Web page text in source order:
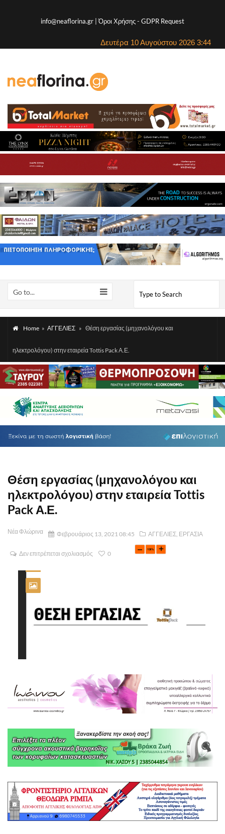
info@neaflorina.gr |Όροι Χρήσης- GDPR Request
Δευτέρα 10 Αυγούστου 2026 3:44
Go to...
Home » ΑΓΓΕΛΙΕΣ » Θέση εργασίας (μηχανολόγου και
ηλεκτρολόγου) στην εταιρεία Tottis Pack Α.Ε.
Θέση εργασίας (μηχανολόγου και
ηλεκτρολόγου) στην εταιρεία Tottis
Pack Α.Ε.
Νέα Φλώρινα Φεβρουάριος 13, 2021 08:45 ΑΓΓΕΛΙΕΣ, ΕΡΓΑΣΙΑ
Δεν επιτρέπεται σχολιασμός 0